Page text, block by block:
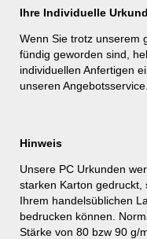
Ihre Individuelle
Wenn Sie trotz unserem
fündig geworden sind,
individuellen Anfertigen
unseren Angebotsservice
Hinweis
Unsere PC Urkunden
starken Karton gedruckt,
Ihrem handelsüblichen
bedrucken können.
Stärke von 80 bzw 90 g/